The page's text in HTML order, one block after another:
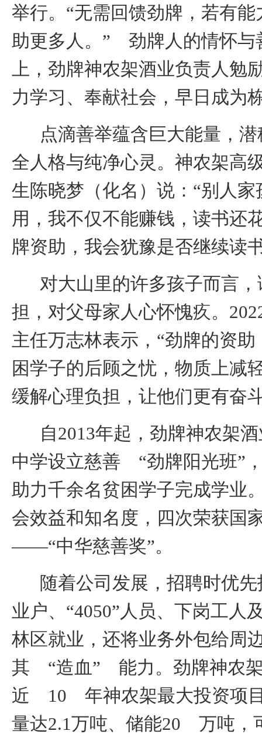
举行。 “无需回馈劲牌，若有
助更多人。” 劲牌人的情怀与
上，劲牌神农架酒业负责人勉
力学习、奉献社会，早日成为
点滴善举蕴含巨大能量，
全人格与纯净心灵 。神农架高
生陈晓梦（化名）说：“别人
用，我不仅不能赚钱，读书还
牌资助，我会犹豫是否继续读
对大山里的许多孩子而言
担，对父母家人心怀愧疚。
主任万志林表示，“劲牌的资助
困学子的后顾之忧，物质上减
缓解心理负担，让他们更有奋
自2013年起，劲牌神农架
中学设立慈善 “劲牌阳光班”
助力千余名贫困学子完成学业
会效益和知名度，四次荣获
——“中华慈善奖”。
随着公司发展，招聘时优先
业户、“4050”人员、下岗工人
林区就业，还将业务外包给周
其 “造血” 能力。劲牌神农
近 10 年神农架最大投资项
量达2.1万吨、储能20 万吨，